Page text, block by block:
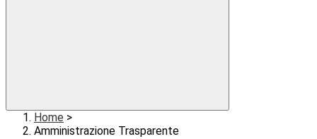
Home >
Amministrazione Trasparente